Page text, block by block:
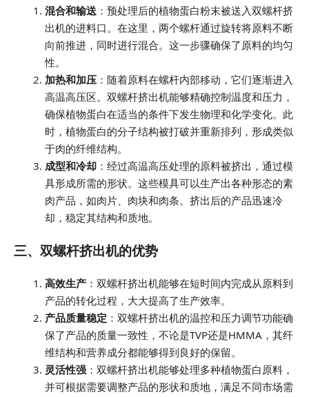
混合和输送 ：预处理后的植物蛋白粉末被送入双螺杆挤
出机的进料口。在这里，两个螺杆通过旋转将原料不断
向前推进，同时进行混合。这一步骤确保了原料的均匀
性。
加热和加压 ：随着原料在螺杆内部移动，它们逐渐进入
高温高压区。双螺杆挤出机能够精确控制温度和压力，
确保植物蛋白在适当的条件下发生物理和化学变化。此
时，植物蛋白的分子结构被打破并重新排列，形成类似
于肉的纤维结构。
成型和冷却 ：经过高温高压处理的原料被挤出，通过模
具形成所需的形状。这些模具可以生产出各种形态的素
肉产品，如肉片、肉块和肉条。挤出后的产品迅速冷
却，稳定其结构和质地。
三、双螺杆挤出机的优势
高效生产 ：双螺杆挤出机能够在短时间内完成从原料到
产品的转化过程，大大提高了生产效率。
产品质量稳定 ：双螺杆挤出机的温控和压力调节功能确
保了产品的质量一致性，不论是TVP还是HMMA，其纤
维结构和营养成分都能够得到良好的保留。
灵活性强 ：双螺杆挤出机能够处理多种植物蛋白原料，
并可根据需要调整产品的形状和质地，满足不同市场需